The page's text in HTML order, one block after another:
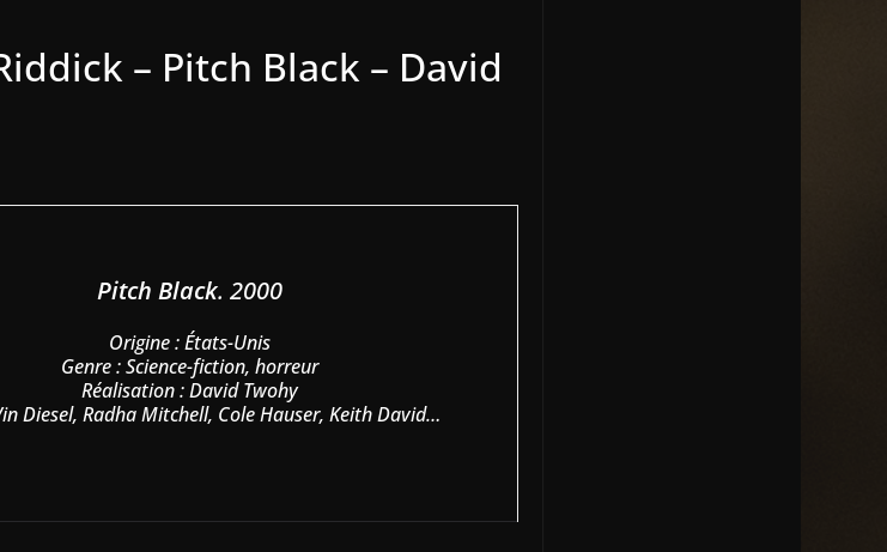
– Pitch Black – David
Pitch Black. 2000
Origine : États-Unis
Genre : Science-fiction, horreur
Réalisation : David Twohy
Diesel, Radha Mitchell, Cole Hauser, Keith David…